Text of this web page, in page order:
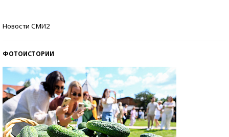
Новости СМИ2
ФОТОИСТОРИИ